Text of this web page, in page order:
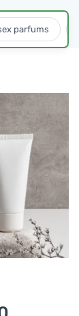
parfums